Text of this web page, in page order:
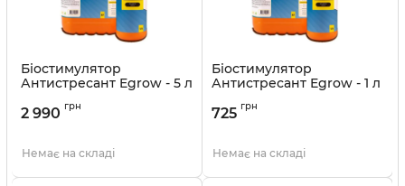
Біостимулятор
Антистресант Egrow - 5 л
2 990 грн
Немає на складі
Біостимулятор
Антистресант Egrow - 1 л
725 грн
Немає на складі